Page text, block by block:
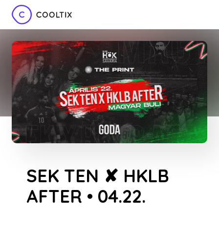
SEK TEN ✘ HKLB
AFTER • 04.22.